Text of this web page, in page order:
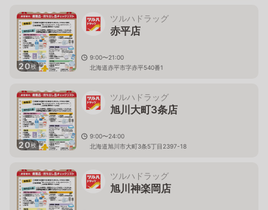
20枚
ツルハドラッグ
赤平店
9:00〜21:00
北海道赤平市字赤平540番1
20枚
ツルハドラッグ
旭川大町3条店
9:00〜24:00
北海道旭川市大町3条5丁目2397-18
ツルハドラッグ
旭川神楽岡店